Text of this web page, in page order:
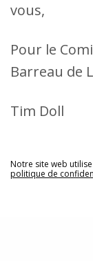
vous,
Pour le
Barreau de
Tim Doll
Notre site web
politique de